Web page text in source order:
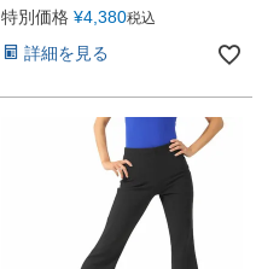
特別価格 ¥4,380税込
詳細を見る